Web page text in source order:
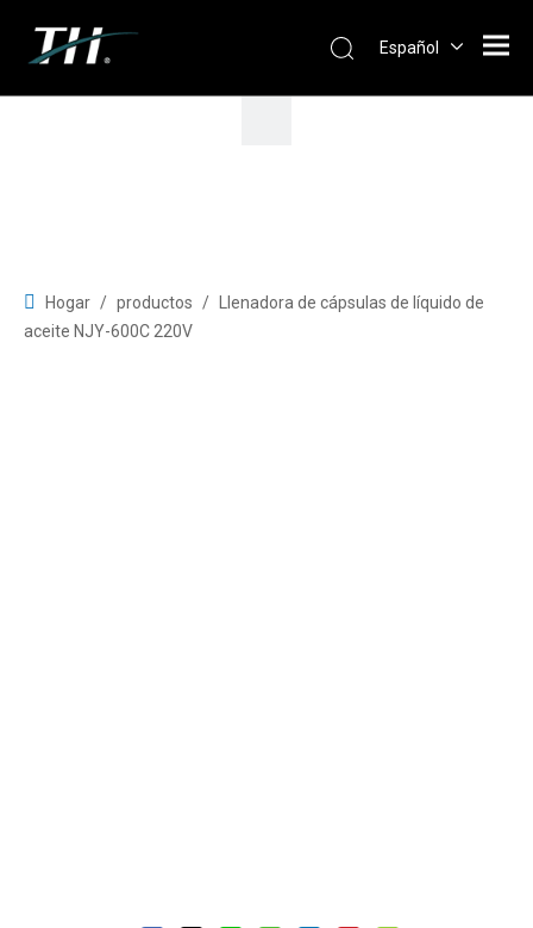
Español
Hogar / productos /
Llenadora de cápsulas de líquido de
aceite NJY-600C 220V